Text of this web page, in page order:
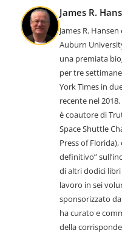
James R.
James R.
Auburn
una premiata
per tre
York Times in
recente nel
è coautore di
Space Shuttle
Press of
definitivo”
di altri dodici
lavoro in sei
sponsorizzato
ha curato e
della